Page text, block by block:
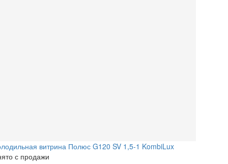
витрина Полюс G120 SV 1,5-1 KombiLux
с продажи